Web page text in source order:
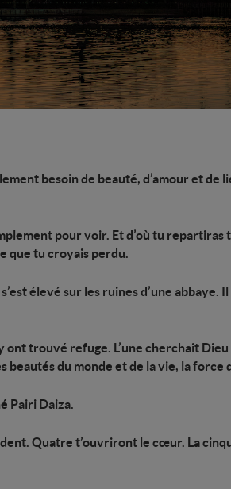
besoin de beauté, d’amour et de
pour voir. Et d’où tu
que tu croyais perdu.
élevé sur les ruines d’une abbaye.
trouvé refuge. L’une cherchait Dieu
beautés du monde et de la vie, la force
Pairi Daiza.
Quatre t’ouvriront le cœur. La